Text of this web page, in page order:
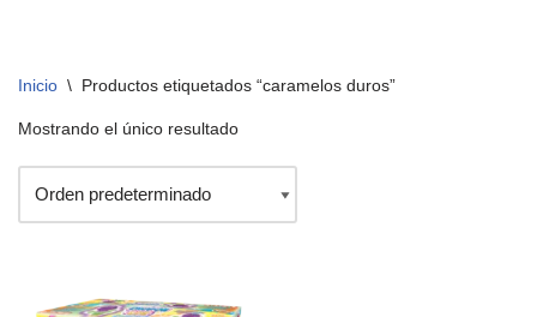
Inicio \ Productos etiquetados “caramelos duros”
Mostrando el único resultado